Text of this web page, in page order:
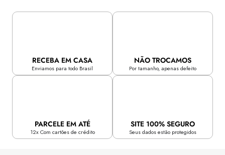
RECEBA EM CASA
Enviamos para todo Brasil
NÃO TROCAMOS
Por tamanho, apenas defeito
PARCELE EM ATÉ
12x Com cartões de crédito
SITE 100% SEGURO
Seus dados estão protegidos